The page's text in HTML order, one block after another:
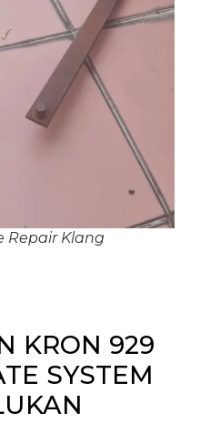
Repair Klang
KRON 929
SYSTEM